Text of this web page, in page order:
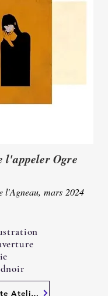
l'appeler Ogre
l'Agneau, mars 2024
Le site Atelier de l'Agneau